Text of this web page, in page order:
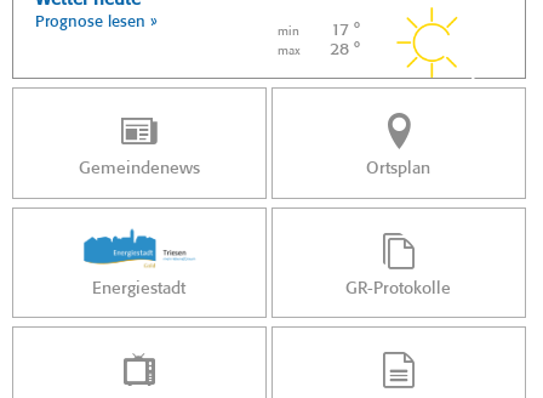
Prognose lesen »
min 17 °
max 28 °
Gemeindenews Ortsplan
Energiestadt GR-Protokolle